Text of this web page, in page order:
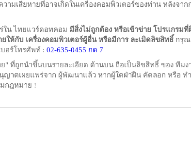
วามเสียหายที่อาจเกิดในเครื่องคอมพิวเตอร์ของท่าน หลังจาก
ใน ไทยแวร์ดอทคอม มีสิ่งไม่ถูกต้อง หรือเข้าข่าย โปรแกรมที่
ให้กับ เครื่องคอมพิวเตอร์ผู้อื่น หรือมีการ ละเมิดลิขสิทธิ์ กรุณ
บอร์โทรศัพท์ : 02-635-0455 กด 7
" ที่ถูกนำขึ้นบนรายละเอียด ด้านบน ถือเป็นลิขสิทธิ์ ของ ทีมง
ญาตเผยแพร่จาก ผู้พัฒนาแล้ว หากผู้ใดฝ่าฝืน คัดลอก หรือ ท
กฎหมาย !